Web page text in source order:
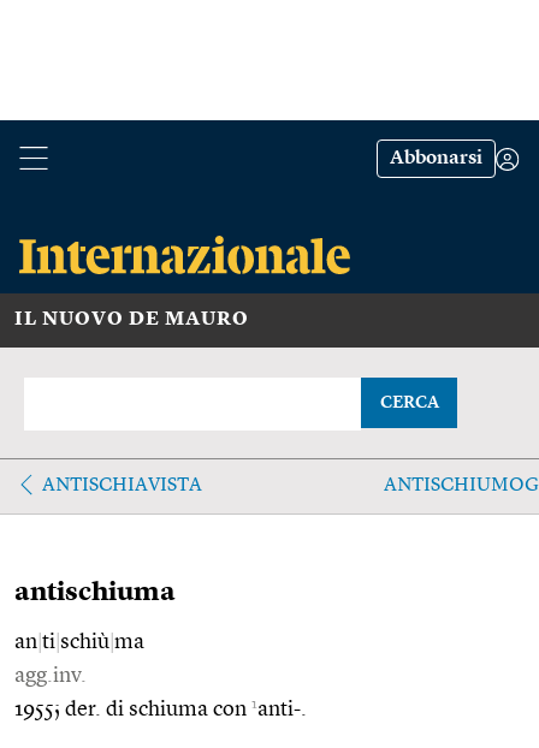
Abbonarsi
IL NUOVO DE MAURO
CERCA
ANTISCHIAVISTA
antischiuma
an ti schiù ma
agg.inv.
1955; der. di schiuma con 1anti-.